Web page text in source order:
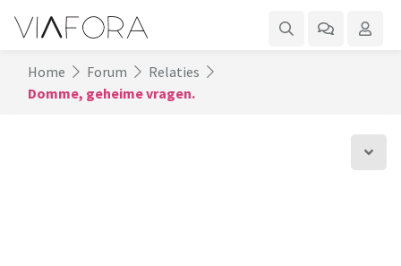
Home Forum
Relaties
Domme, geheime vragen.